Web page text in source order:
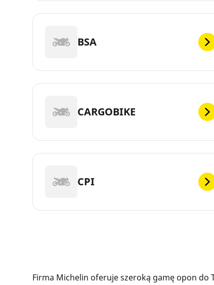
BSA
CARGOBIKE
CPI
Firma Michelin oferuje szeroką gamę opon do